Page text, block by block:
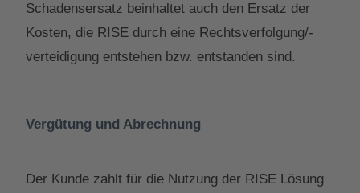
Schadensersatz beinhaltet auch den Ersatz der
Kosten, die RISE durch eine Rechtsverfolgung/-
verteidigung entstehen bzw. entstanden sind.
Vergütung und Abrechnung
Der Kunde zahlt für die Nutzung der RISE Lösung